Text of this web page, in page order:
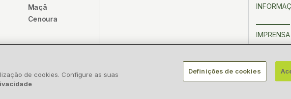
Maçã
Cenoura
IMPRENSA
Política de Privacidade
de cookies. Configure as suas
Definições de cookies